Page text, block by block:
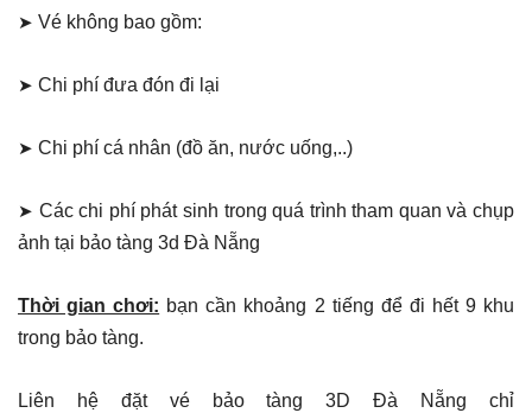
➤ Vé không bao gồm:
➤ Chi phí đưa đón đi lại
➤ Chi phí cá nhân (đồ ăn, nước uống,..)
➤ Các chi phí phát sinh trong quá trình tham quan và chụp
ảnh tại bảo tàng 3d Đà Nẵng
Thời gian chơi: bạn cần khoảng 2 tiếng để đi hết 9 khu
trong bảo tàng.
Liên hệ đặt vé bảo tàng 3D Đà Nẵng chỉ